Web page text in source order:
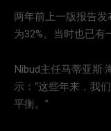
两年前上一版报告
为32%。当时也已有
Nibud主任马蒂亚斯
示：“这些年来，我
平衡。”